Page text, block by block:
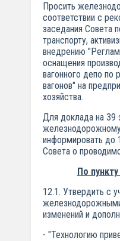
Просить
соответствии с
заседания Совета
транспорту,
внедрению
оснащения
вагонного депо по
вагонов" на
хозяйства.
Для доклада на 39
информировать до
Совета о
По
12.1. Утвердить с
изменений и
- "Технологию